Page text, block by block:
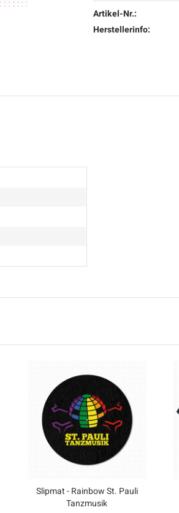
Artikel-Nr.:
Herstellerinfo:
Slipmat - Rainbow St. Pauli
Tanzmusik